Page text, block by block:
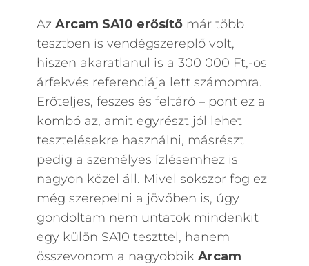
Az Arcam SA10 erősítőmár több
tesztben is vendégszereplő volt,
hiszen akaratlanul is a 300 000 Ft,-os
árfekvés referenciája lett számomra.
Erőteljes, feszes és feltáró – pont ez a
kombó az, amit egyrészt jól lehet
tesztelésekre használni, másrészt
pedig a személyes ízlésemhez is
nagyon közel áll. Mivel sokszor fog ez
még szerepelni a jövőben is, úgy
gondoltam nem untatok mindenkit
egy külön SA10 teszttel, hanem
összevonom a nagyobbik Arcam